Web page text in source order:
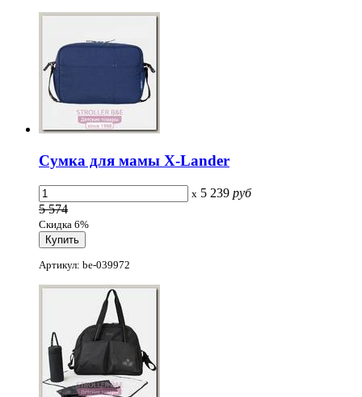
Сумка для мамы X-Lander
x 5 239 руб
5 574
Скидка 6%
Артикул: be-039972